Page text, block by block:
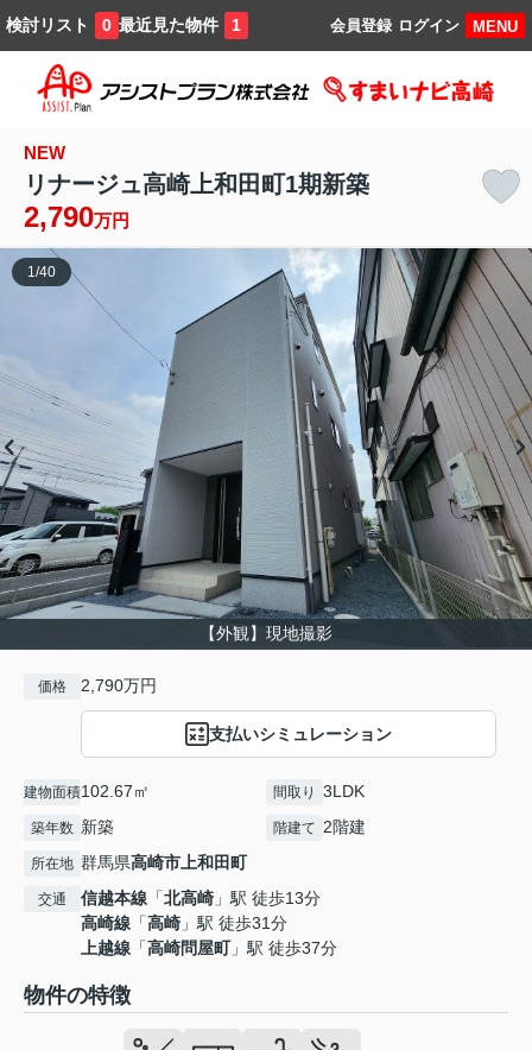
検討リスト 0 最近見た物件 1 MENU
ログイン
会員登録
NEW
リナージュ高崎上和田町1期新築
2,790万円
【外観】現地撮影
1 /40
価格 2,790万円
支払いシミュレーション
建物面積102.67㎡ 間取り 3LDK
築年数 新築 階建て 2階建
所在地 群馬県高崎市 上和田町
交通 信越本線 「北高崎 」駅 徒歩13分
高崎線 「高崎 」駅 徒歩31分
上越線 「高崎問屋町」駅 徒歩37分
物件の特徴